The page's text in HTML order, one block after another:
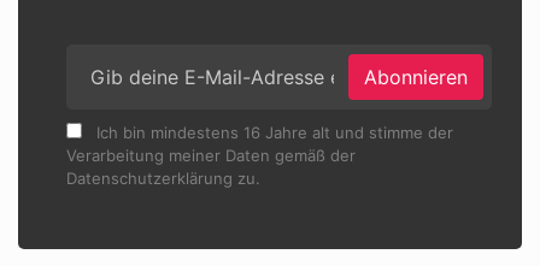
Abonnieren
Ich bin mindestens 16 Jahre alt und stimme der
Verarbeitung meiner Daten gemäß der
Datenschutzerklärung zu.